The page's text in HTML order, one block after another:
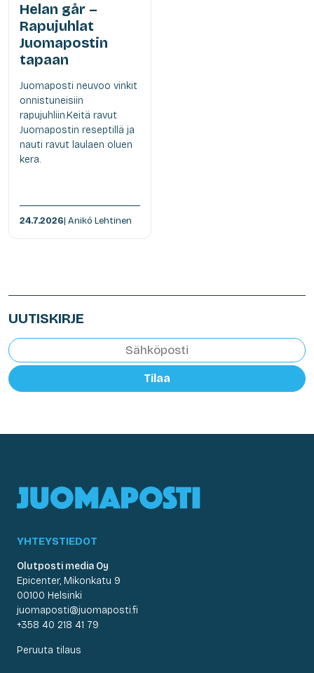
Helan går –
Rapujuhlat
Juomapostin
tapaan
Juomaposti neuvoo vinkit
onnistuneisiin
rapujuhliin.Keitä ravut
Juomapostin reseptillä ja
nauti ravut laulaen oluen
kera.
24.7.2026| Anikó Lehtinen
UUTISKIRJE
Tilaa
YHTEYSTIEDOT
Olutposti media Oy
Epicenter, Mikonkatu 9
00100 Helsinki
juomaposti@juomaposti.fi
+358 40 218 41 79
Peruuta tilaus